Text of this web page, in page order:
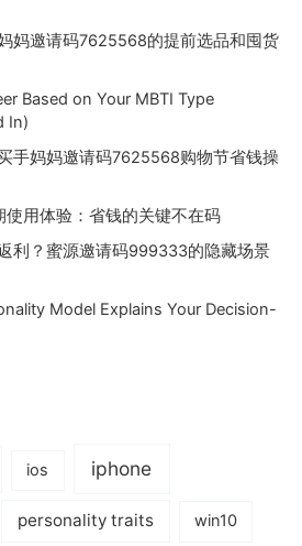
妈邀请码7625568的提前选品和囤货
Based on Your MBTI Type
In)
手妈妈邀请码7625568购物节省钱操
用体验：省钱的关键不在码
利？蜜源邀请码999333的隐藏场景
Model Explains Your Decision-
ios iphone
personality traits win10